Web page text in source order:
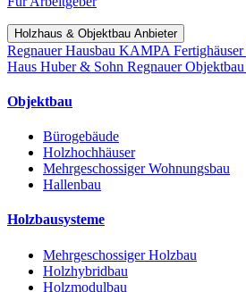
Holzhaus & Objektbau Anbieter
Regnauer Hausbau KAMPA Fertighäuser
Haus Huber & Sohn Regnauer Objektbau
Objektbau
Bürogebäude
Holzhochhäuser
Mehrgeschossiger Wohnungsbau
Hallenbau
Holzbausysteme
Mehrgeschossiger Holzbau
Holzhybridbau
Holzmodulbau